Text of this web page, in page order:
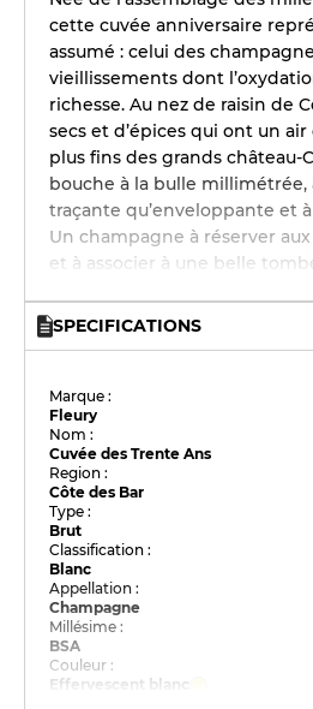
cette cuvée anniversaire
assumé : celui des
vieillissements dont
richesse. Au nez de raisin de
secs et d’épices qui ont un
plus fins des grands château-
bouche à la bulle millimétrée,
traçante qu’enveloppante et
Un champagne à réserver
et à associer à une belle
SPECIFICATIONS
Marque :
Fleury
Nom :
Cuvée des Trente Ans
Region :
Côte des Bar
Type :
Brut
Classification :
Blanc
Appellation :
Champagne
Millésime :
BSA
Couleur :
Effervescent blanc